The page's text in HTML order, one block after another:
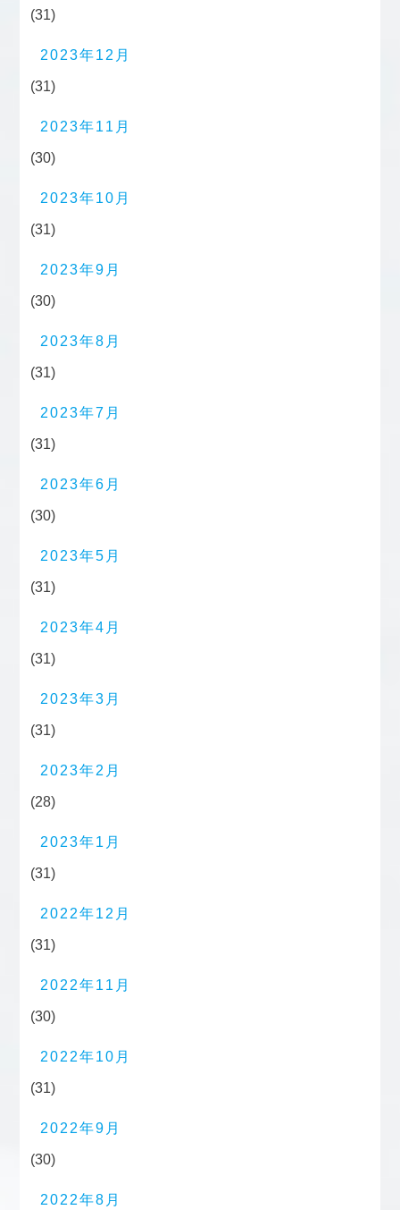
(31)
2023年12月
(31)
2023年11月
(30)
2023年10月
(31)
2023年9月
(30)
2023年8月
(31)
2023年7月
(31)
2023年6月
(30)
2023年5月
(31)
2023年4月
(31)
2023年3月
(31)
2023年2月
(28)
2023年1月
(31)
2022年12月
(31)
2022年11月
(30)
2022年10月
(31)
2022年9月
(30)
2022年8月